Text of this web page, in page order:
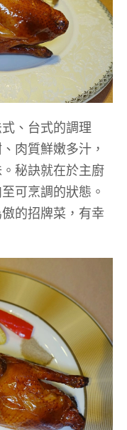
、台式的調理
肉質鮮嫩多汁，
秘訣就在於主廚
可烹調的狀態。
的招牌菜，有幸